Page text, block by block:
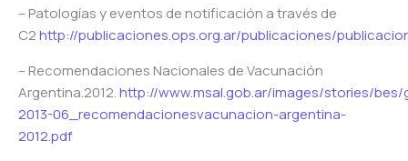
– Patologías y eventos de notificación a través de
C2http://publicaciones.ops.org.ar/publicaciones/
– Recomendaciones Nacionales de Vacunación
Argentina.2012.http://www.msal.gob.ar/images/stories/
2013-06_recomendacionesvacunacion-argentina-
2012.pdf